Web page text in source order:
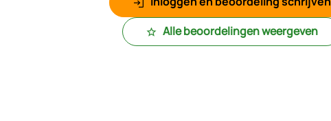
Alle beoordelingen weergeven